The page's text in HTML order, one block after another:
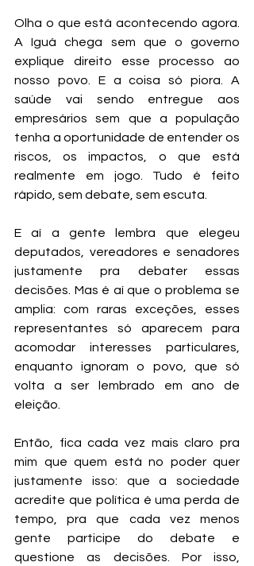
Olha o que está acontecendo agora.
A Iguá chega sem que o governo
explique direito esse processo ao
nosso povo. E a coisa só piora. A
saúde vai sendo entregue aos
empresários sem que a população
tenha a oportunidade de entender os
riscos, os impactos, o que está
realmente em jogo. Tudo é feito
rápido, sem debate, sem escuta.
E aí a gente lembra que elegeu
deputados, vereadores e senadores
justamente pra debater essas
decisões. Mas é aí que o problema se
amplia: com raras exceções, esses
representantes só aparecem para
acomodar interesses particulares,
enquanto ignoram o povo, que só
volta a ser lembrado em ano de
eleição.
Então, fica cada vez mais claro pra
mim que quem está no poder quer
justamente isso: que a sociedade
acredite que política é uma perda de
tempo, pra que cada vez menos
gente participe do debate e
questione as decisões. Por isso,